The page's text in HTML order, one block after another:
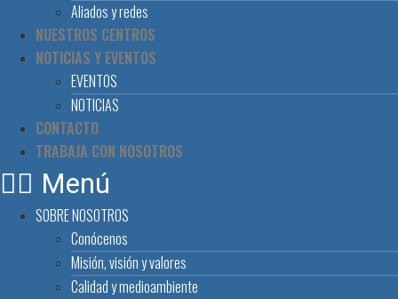
Aliados y redes
NUESTROS CENTROS
NOTICIAS Y EVENTOS
EVENTOS
NOTICIAS
CONTACTO
TRABAJA CON NOSOTROS
Menú
SOBRE NOSOTROS
Conócenos
Misión, visión y valores
Calidad y medioambiente